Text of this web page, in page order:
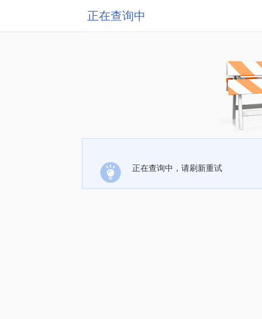
正在查询中
正在查询中，请刷新重试